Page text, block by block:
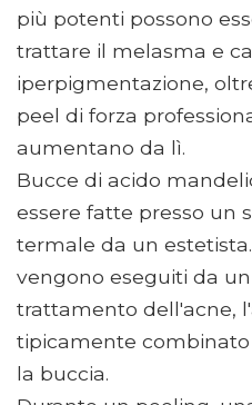
più potenti possono
trattare il melasma e
iperpigmentazione,
peel di forza
aumentano da lì.
Bucce di acido
essere fatte presso un
termale da un
vengono eseguiti da
trattamento dell'acne,
tipicamente
la buccia.